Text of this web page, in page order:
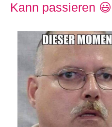
Kann passieren 😃